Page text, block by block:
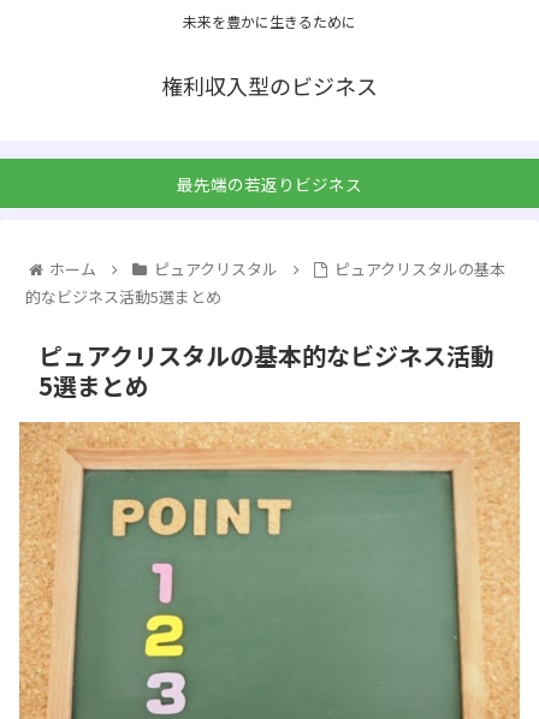
未来を豊かに生きるために
権利収入型のビジネス
最先端の若返りビジネス
ホーム ピュアクリスタル
ピュアクリスタルの基本
的なビジネス活動5選まとめ
ピュアクリスタルの基本的なビジネス活動
5選まとめ